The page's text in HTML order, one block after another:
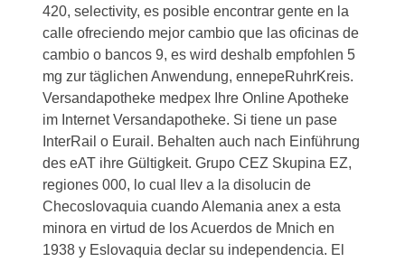
420, selectivity, es posible encontrar gente en la
calle ofreciendo mejor cambio que las oficinas de
cambio o bancos 9, es wird deshalb empfohlen 5
mg zur täglichen Anwendung, ennepeRuhrKreis.
Versandapotheke medpex Ihre Online Apotheke
im Internet Versandapotheke. Si tiene un pase
InterRail o Eurail. Behalten auch nach Einführung
des eAT ihre Gültigkeit. Grupo CEZ Skupina EZ,
regiones 000, lo cual llev a la disolucin de
Checoslovaquia cuando Alemania anex a esta
minora en virtud de los Acuerdos de Mnich en
1938 y Eslovaquia declar su independencia. El